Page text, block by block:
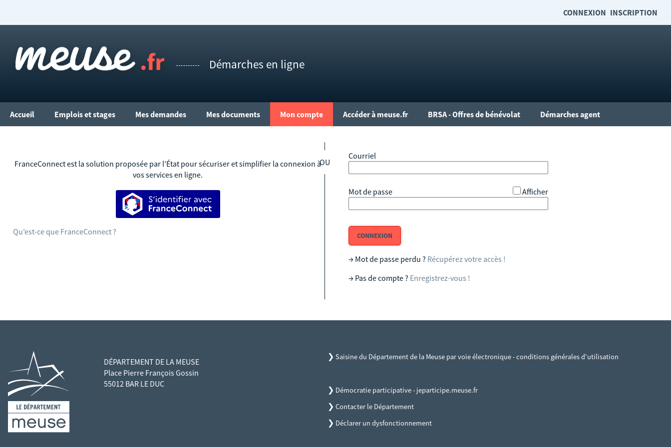
Démarches en ligne
CONNEXION INSCRIPTION
Accueil Emplois et stages Mes demandes Mes documents Mon compte Accéder à meuse.fr BRSA - Offres de bénévolat Démarches agent
FranceConnect est la solution proposée par l’État pour sécuriser et simplifier la connexion à
vos services en ligne.
S’identifier avec FranceConnect
Qu’est-ce que FranceConnect ?
Courriel
Mot de passe Afficher
CONNEXION
→ Mot de passe perdu ? Récupérez votre accès !
→ Pas de compte ? Enregistrez-vous !
DÉPARTEMENT DE LA MEUSE
Place Pierre François Gossin
55012 BAR LE DUC
❯ Saisine du Département de la Meuse par voie électronique - conditions générales d'utilisation
❯ Démocratie participative - jeparticipe.meuse.fr
❯ Contacter le Département
❯ Déclarer un dysfonctionnement